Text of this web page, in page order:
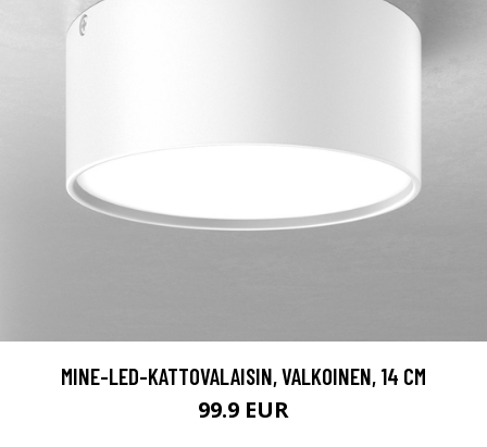
MINE-LED-KATTOVALAISIN, VALKOINEN, 14 CM
99.9 EUR